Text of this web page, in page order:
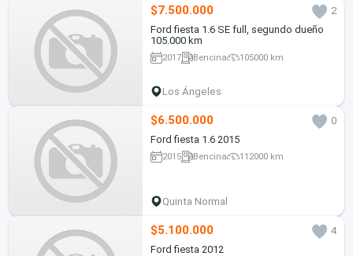
$7.500.000
2
Ford fiesta 1.6 SE full, segundo dueño
105.000 km
2017 Bencina 105000 km
Los Ángeles
$6.500.000
0
Ford fiesta 1.6 2015
2015 Bencina 112000 km
Quinta Normal
$5.100.000
4
Ford fiesta 2012